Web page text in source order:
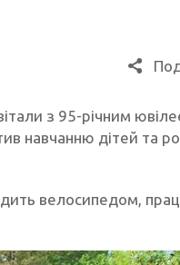
з 95-річним
навчанню дітей та
велосипедом,